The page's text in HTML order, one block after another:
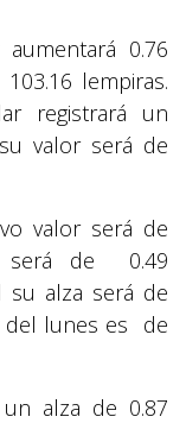
0.76
lempiras.
registrará un
valor será de
valor será de
será de 0.49
su alza será de
del lunes es de
un alza de 0.87